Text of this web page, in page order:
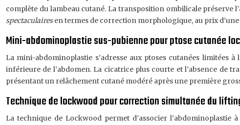
complète du lambeau cutané. La transposition ombilicale préserve
spectaculairesen termes de correction morphologique, au prix
Mini-abdominoplastie sus-pubienne pour ptose cutanée
La mini-abdominoplastie s’adresse aux ptoses cutanées limitées
inférieure de l’abdomen. La cicatrice plus courte et l’absence de
présentant un relâchement cutané modéré après une première
Technique de lockwood pour correction simultanée du
La technique de Lockwood permet d’associer